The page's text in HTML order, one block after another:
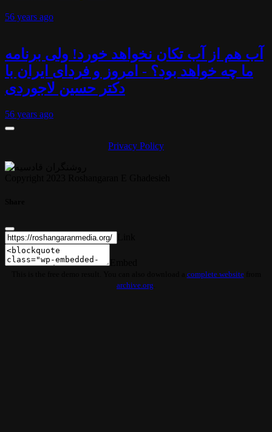
56 years ago
آب هم از آب تکان نخواهد خورد! ولی برنامه
ما چه خواهد بود؟ - امروز و فردای ایران با
دکتر حسین لاجوردی
56 years ago
Privacy Policy
complete websitefrom
archive.org